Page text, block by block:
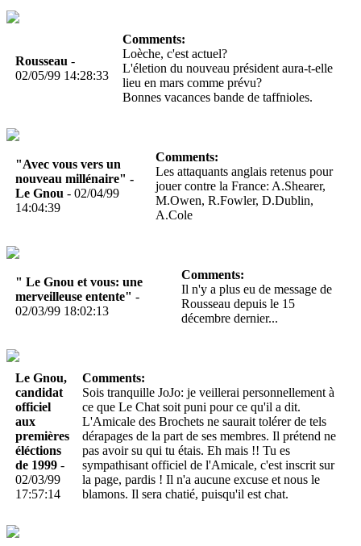
Rousseau -
02/05/99 14:28:33
Comments:
Loèche, c'est actuel?
L'életion du nouveau président aura-t-elle
lieu en mars comme prévu?
Bonnes vacances bande de taffnioles.
"Avec vous vers un
nouveau millénaire" -
Le Gnou - 02/04/99
14:04:39
Comments:
Les attaquants anglais retenus pour
jouer contre la France: A.Shearer,
M.Owen, R.Fowler, D.Dublin,
A.Cole
" Le Gnou et vous: une
merveilleuse entente" -
02/03/99 18:02:13
Comments:
Il n'y a plus eu de message de
Rousseau depuis le 15
décembre dernier...
Le Gnou,
candidat
officiel
aux
premières
éléctions
de 1999 -
02/03/99
17:57:14
Comments:
Sois tranquille JoJo: je veillerai personnellement à
ce que Le Chat soit puni pour ce qu'il a dit.
L'Amicale des Brochets ne saurait tolérer de tels
dérapages de la part de ses membres. Il prétend ne
pas avoir su qui tu étais. Eh mais !! Tu es
sympathisant officiel de l'Amicale, c'est inscrit sur
la page, pardis ! Il n'a aucune excuse et nous le
blamons. Il sera chatié, puisqu'il est chat.